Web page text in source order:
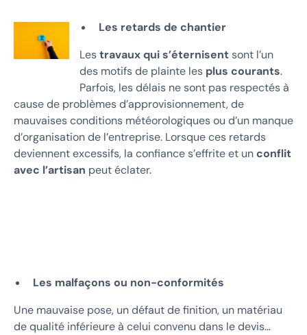
Les retards de chantier
Lestravaux qui s’éternisent sont l’un
des motifs de plainte les plus courants.
Parfois, les délais ne sont pas respectés à
cause de problèmes d’approvisionnement, de
mauvaises conditions météorologiques ou d’un manque
d’organisation de l’entreprise. Lorsque ces retards
deviennent excessifs, la confiance s’effrite et unconflit
avec l’artisan peut éclater.
Les malfaçons ou non-conformités
Une mauvaise pose, un défaut de finition, un matériau
de qualité inférieure à celui convenu dans le devis…